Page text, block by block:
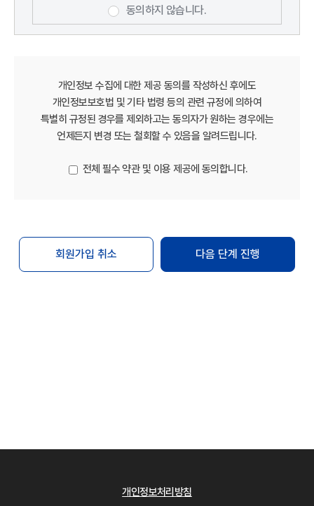
제3조 이용 약관의 효력 및 변경
본 약관은 "Mbio-Bridge" 홈페이지
Mbio-Bridge는 “약관의 규제에 관한 법률”,
"정보통신망법" 등 관련 법령을 위반하지 않는
범위내에서 본 약관을 변경할 수 있으며, 약관을
개정할 경우에는 적용일자 및 개정사유를 명시하여
적용일자 7일 이전부터 적용일자 전일까지
회원은 변경된 약관에 동의하지 않는 경우 "Mbio-
Bridge"과의 이용계약을 해지(또는 회원탈퇴)할 수
있습니다. 만약 회원이 변경된 약관이 공지된 후
제2장 회원 가입
회원 가입은 이용자가 "Mbio-Bridge"에서 정한
동의하지 않습니다.
개인정보 수집에 대한 제공 동의를 작성하신 후에도
개인정보보호법 및 기타 법령 등의 관련 규정에 의하여
특별히 규정된 경우를 제외하고는 동의자가 원하는 경우에는
언제든지 변경 또는 철회할 수 있음을 알려드립니다.
전체 필수 약관 및 이용 제공에 동의합니다.
회원가입 취소 다음 단계 진행
개인정보처리방침